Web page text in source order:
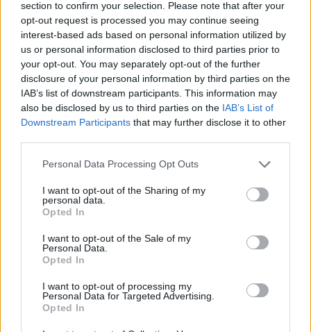
section to confirm your selection. Please note that after your
opt-out request is processed you may continue seeing
interest-based ads based on personal information utilized by
us or personal information disclosed to third parties prior to
your opt-out. You may separately opt-out of the further
disclosure of your personal information by third parties on the
IAB’s list of downstream participants. This information may
also be disclosed by us to third parties on the IAB’s List of
Downstream Participants that may further disclose it to other
Personal Data Processing Opt Outs
I want to opt-out of the Sharing of my
personal data.
Opted In
I want to opt-out of the Sale of my
Personal Data.
Opted In
I want to opt-out of processing my
Personal Data for Targeted Advertising.
Opted In
3) Μήλα
Πλούσια σε πηκτίνη, τα μήλα εκτός από
πλούσια σε βιταμίνες, έχουν την ιδιότητα να